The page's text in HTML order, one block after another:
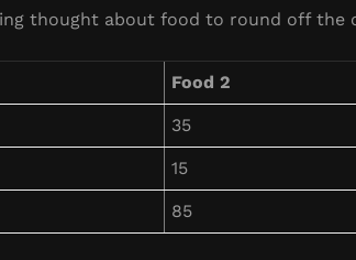
thought about food to round off the
Food 2
35
15
85